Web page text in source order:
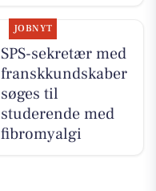
JOBNYT
SPS-sekretær med
franskkundskaber
søges til
studerende med
fibromyalgi